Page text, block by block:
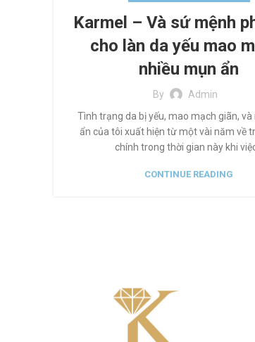
Karmel – Và sứ mệnh
cho làn da yếu mao
nhiều mụn ẩn
By
Admin
Tình trạng da bị yếu, mao mạch giãn, và
ẩn của tôi xuất hiện từ một vài năm về
chính trong thời gian này khi
CONTINUE READING